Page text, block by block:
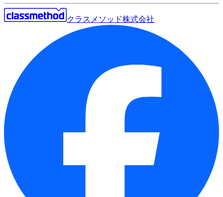
クラスメソッド株式会社